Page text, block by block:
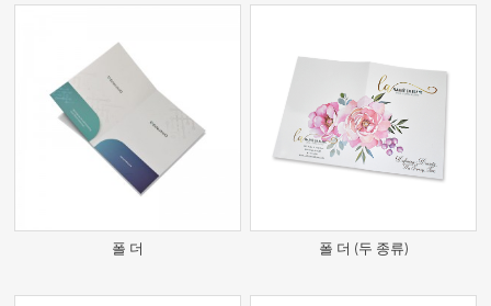
폴 더 폴 더 (두 종류)